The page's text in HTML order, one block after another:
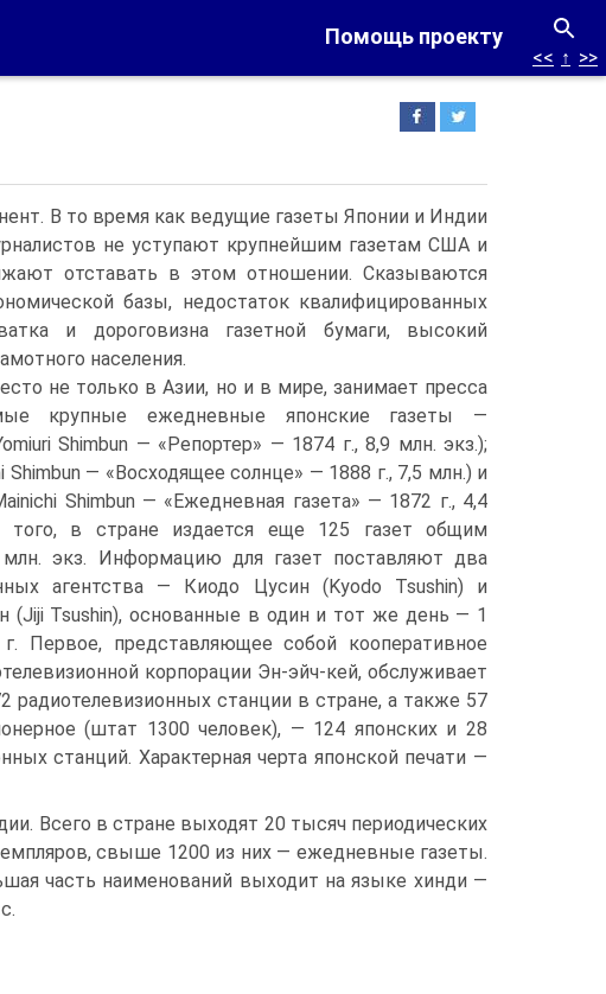
Помощь проекту
<< ↑ >>
В то время как ведущие газеты Японии и Индии
не уступают крупнейшим газетам США и
отставать в этом отношении. Сказываются
базы, недостаток квалифицированных
и дороговизна газетной бумаги, высокий
населения.
не только в Азии, но и в мире, занимает пресса
крупные ежедневные японские газеты —
Shimbun — «Репортер» — 1874 г., 8,9 млн. экз.);
Shimbun — «Восходящее солнце» — 1888 г., 7,5 млн.) и
Shimbun — «Ежедневная газета» — 1872 г., 4,4
того, в стране издается еще 125 газет общим
экз. Информацию для газет поставляют два
агентства — Киодо Цусин (Kyodo Tsushin) и
(Jiji Tsushin), основанные в один и тот же день — 1
Первое, представляющее собой кооперативное
корпорации Эн-эйч-кей, обслуживает
радиотелевизионных станции в стране, а также 57
(штат 1300 человек), — 124 японских и 28
станций. Характерная черта японской печати —
Всего в стране выходят 20 тысяч периодических
свыше 1200 из них — ежедневные газеты.
часть наименований выходит на языке хинди —